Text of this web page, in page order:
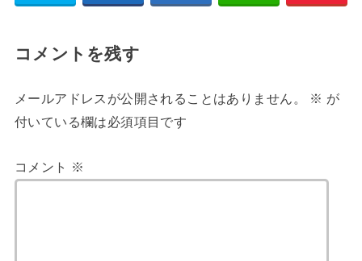
コメントを残す
メールアドレスが公開されることはありません。 ※ が
付いている欄は必須項目です
コメント ※